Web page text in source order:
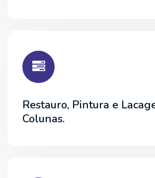
Restauro, Pintura e
Colunas.